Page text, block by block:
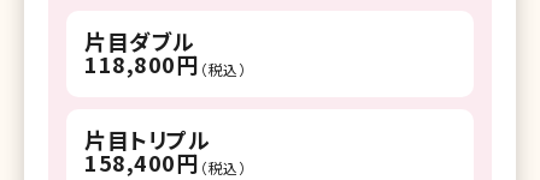
片目ダブル
118,800円 （税込）
片目トリプル
158,400円 （税込）